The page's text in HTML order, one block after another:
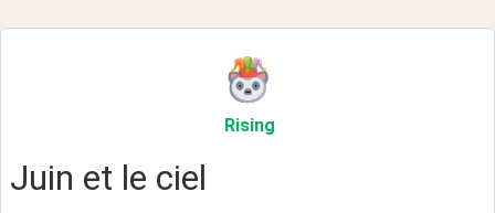
Rising
Juin et le ciel